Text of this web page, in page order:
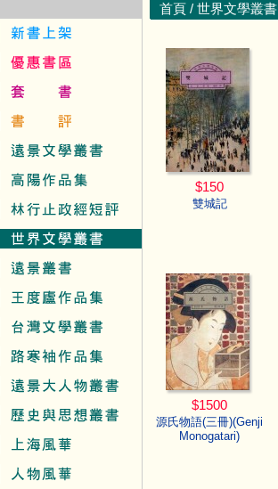
首頁 / 世界文學叢書
$150
雙城記
$1500
源氏物語(三冊)(Genji
Monogatari)